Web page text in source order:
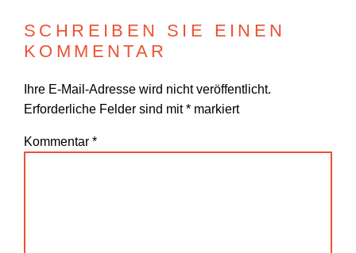
SCHREIBEN SIE EINEN
KOMMENTAR
Ihre E-Mail-Adresse wird nicht veröffentlicht.
Erforderliche Felder sind mit* markiert
Kommentar *